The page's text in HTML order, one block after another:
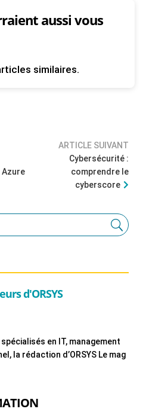
aussi vous
similaires.
ARTICLE SUIVANT
Cybersécurité :
comprendre le
cyberscore
d'ORSYS
en IT, management
la rédaction d’ORSYS Le mag